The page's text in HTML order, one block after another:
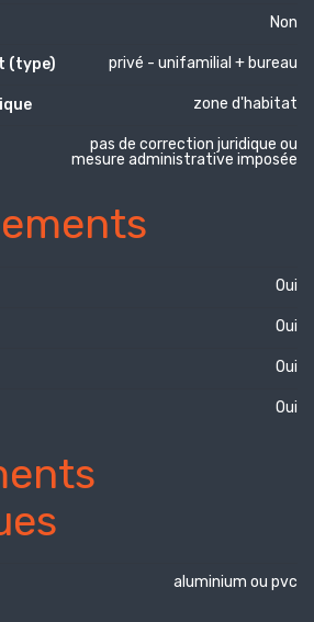
Non
(type) privé - unifamilial + bureau
zone d'habitat
pas de correction juridique ou
mesure administrative imposée
Oui
Oui
Oui
Oui
aluminium ou pvc